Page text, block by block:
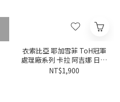
衣索比亞 耶加雪菲 ToH冠軍
處理廠系列 卡拉 阿吉娜 日曬
G1 咖啡豆(半磅)｜黃金烘焙
NT$1,900